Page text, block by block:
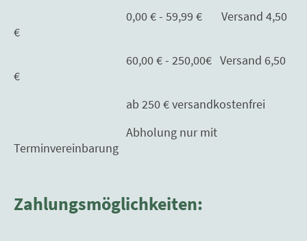
0,00 € - 59,99 € Versand 4,50
€
60,00 € - 250,00€ Versand 6,50
€
ab 250 € versandkostenfrei
Abholung nur mit
Terminvereinbarung
Zahlungsmöglichkeiten: